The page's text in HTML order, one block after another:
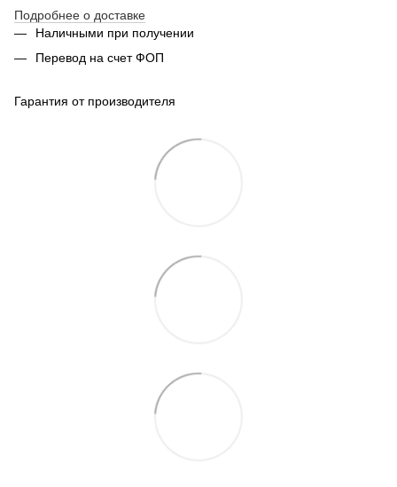
Подробнее о доставке
Наличными при получении
Перевод на счет ФОП
Гарантия от производителя